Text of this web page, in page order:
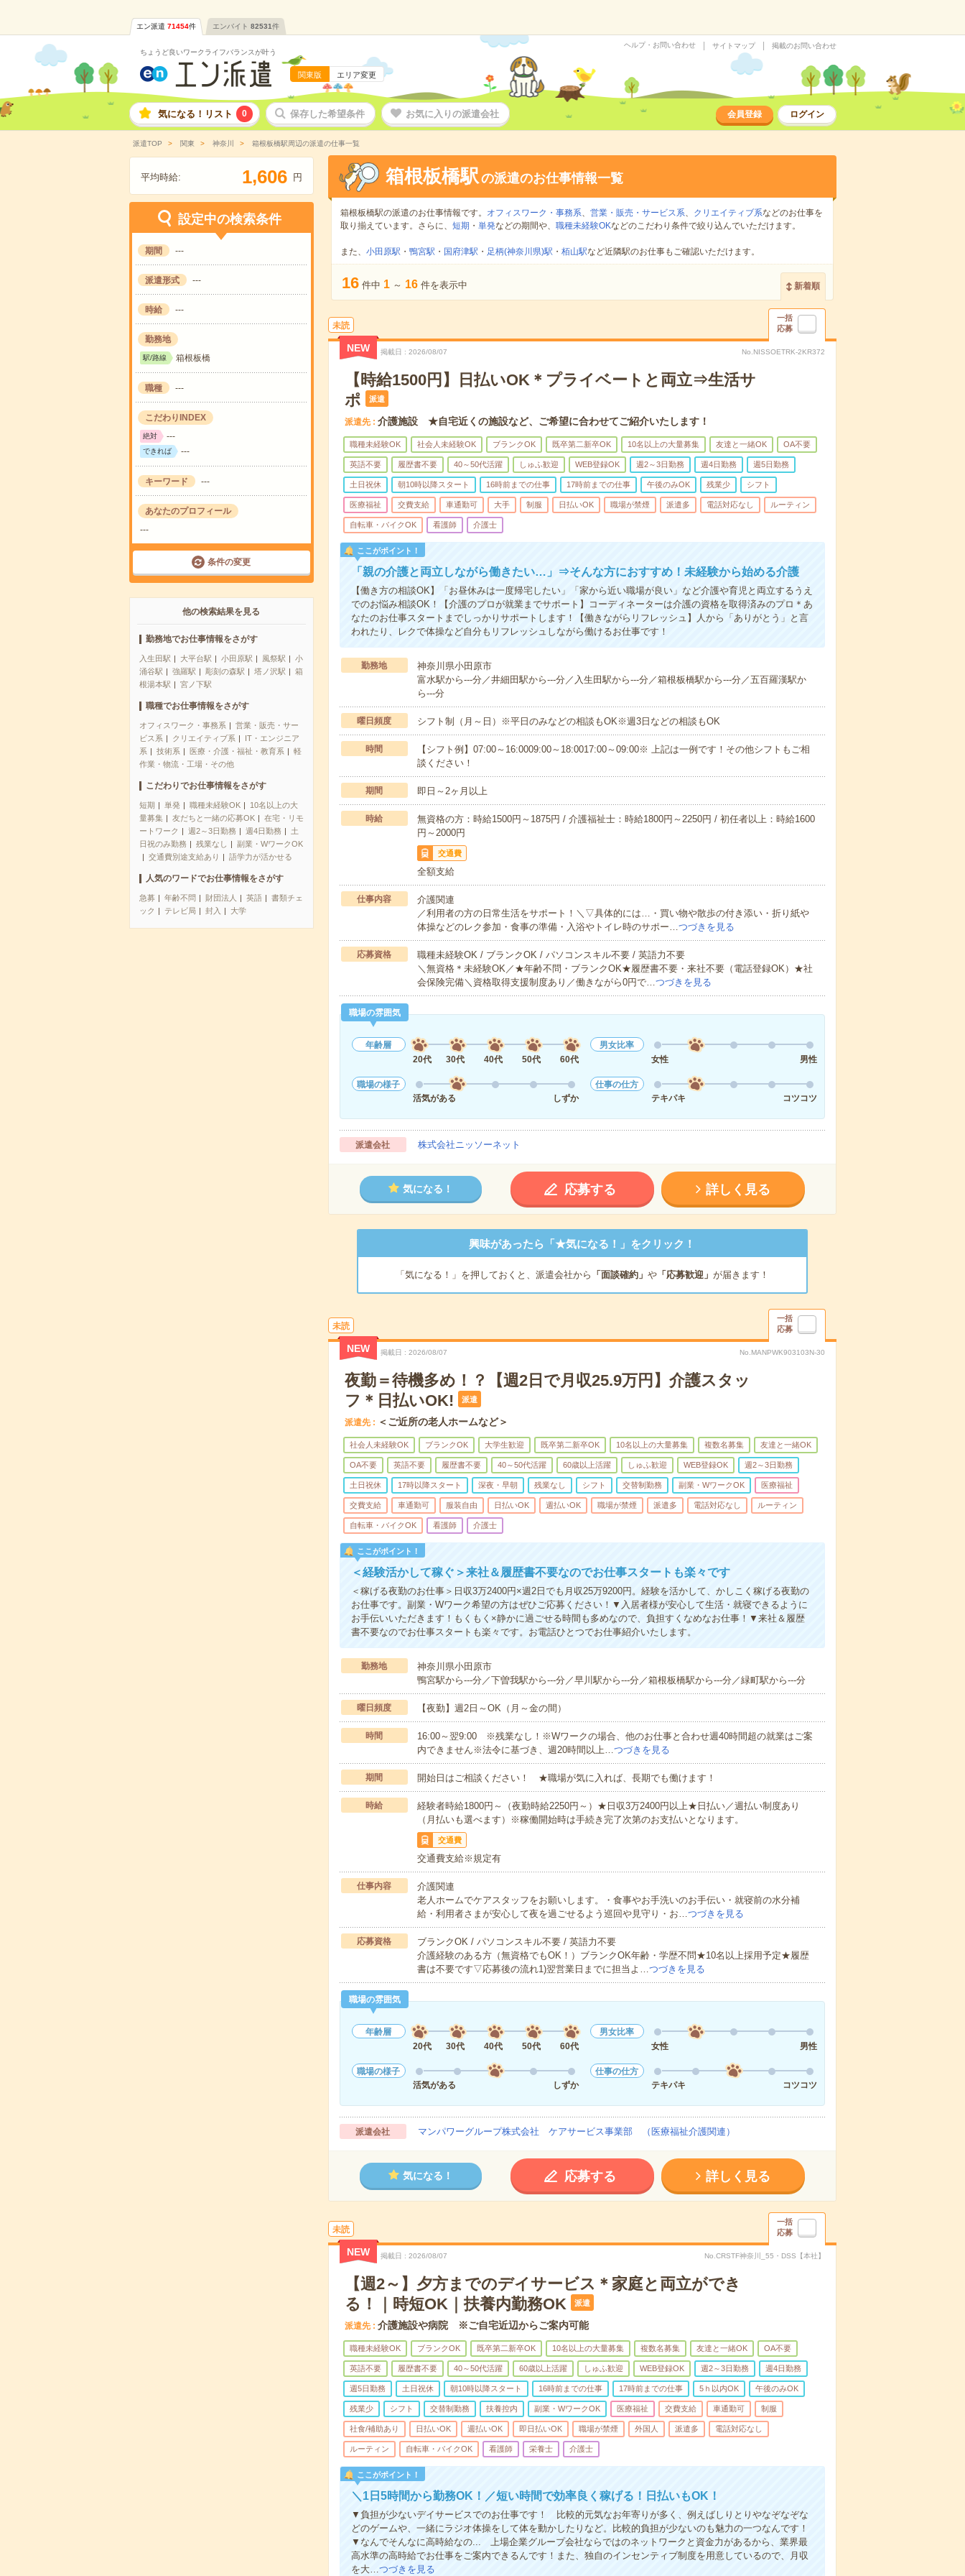
エン派遣 71454件 エンバイト 82531件
ちょうど良いワークライフバランスが叶う
関東版 エリア変更
ヘルプ・お問い合わせ サイトマップ 掲載のお問い合わせ
気になる！リスト 0 保存した希望条件 お気に入りの派遣会社 会員登録 ログイン
派遣TOP 関東 神奈川 箱根板橋駅周辺の派遣の仕事一覧
平均時給: 1,606 円
設定中の検索条件
期間 ---
派遣形式 ---
時給 ---
勤務地
駅/路線 箱根板橋
職種 ---
こだわりINDEX
絶対 ---
できれば ---
キーワード ---
あなたのプロフィール
---
条件の変更
他の検索結果を見る
勤務地でお仕事情報をさがす
入生田駅 大平台駅 小田原駅 風祭駅
小
涌谷駅
強羅駅 彫刻の森駅 塔ノ沢駅
箱
根湯本駅
宮ノ下駅
職種でお仕事情報をさがす
オフィスワーク・事務系
営業・販売・サー
ビス系
クリエイティブ系
IT・エンジニア
系
技術系 医療・介護・福祉・教育系
軽
作業・物流・工場・その他
こだわりでお仕事情報をさがす
短期 単発 職種未経験OK
10名以上の大
量募集
友だちと一緒の応募OK
在宅・リモ
ートワーク
週2～3日勤務 週4日勤務
土
日祝のみ勤務
残業なし
副業・WワークOK
交通費別途支給あり
語学力が活かせる
人気のワードでお仕事情報をさがす
急募 年齢不問 財団法人 英語
書類チェ
ック
テレビ局 封入 大学
箱根板橋駅の派遣のお仕事情報一覧
箱根板橋駅の派遣のお仕事情報です。 オフィスワーク・事務系、 営業・販売・サービス系、 クリエイティブ系などのお仕事を
取り揃えています。さらに、 短期 ・ 単発などの期間や、 職種未経験OKなどのこだわり条件で絞り込んでいただけます。
また、 小田原駅 ・ 鴨宮駅 ・ 国府津駅 ・ 足柄(神奈川県)駅 ・ 栢山駅など近隣駅のお仕事もご確認いただけます。
16 件中 1 ～ 16 件を表示中 新着順
未読
一括
応募
NEW 掲載日 2026/08/07 No.NISSOETRK-2KR372
【時給1500円】日払いOK＊プライベートと両立⇒生活サ
ポ
派遣
派遣先 介護施設 ★自宅近くの施設など、ご希望に合わせてご紹介いたします！
職種未経験OK 社会人未経験OK ブランクOK 既卒第二新卒OK 10名以上の大量募集 友達と一緒OK OA不要
英語不要 履歴書不要 40～50代活躍 しゅふ歓迎 WEB登録OK 週2～3日勤務 週4日勤務 週5日勤務
土日祝休 朝10時以降スタート 16時前までの仕事 17時前までの仕事 午後のみOK 残業少 シフト
医療福祉 交費支給 車通勤可 大手 制服 日払いOK 職場が禁煙 派遣多 電話対応なし ルーティン
自転車・バイクOK 看護師 介護士
ここがポイント！
「親の介護と両立しながら働きたい…」⇒そんな方におすすめ！未経験から始める介護
【働き方の相談OK】「お昼休みは一度帰宅したい」「家から近い職場が良い」など介護や育児と両立するうえ
でのお悩み相談OK！【介護のプロが就業までサポート】コーディネーターは介護の資格を取得済みのプロ＊あ
なたのお仕事スタートまでしっかりサポートします！【働きながらリフレッシュ】人から「ありがとう」と言
われたり、レクで体操など自分もリフレッシュしながら働けるお仕事です！
勤務地
神奈川県小田原市
富水駅から---分／井細田駅から---分／入生田駅から---分／箱根板橋駅から---分／五百羅漢駅か
ら---分
曜日頻度 シフト制（月～日）※平日のみなどの相談もOK※週3日などの相談もOK
時間
【シフト例】07:00～16:0009:00～18:0017:00～09:00※ 上記は一例です！その他シフトもご相
談ください！
期間 即日～2ヶ月以上
時給
無資格の方：時給1500円～1875円 / 介護福祉士：時給1800円～2250円 / 初任者以上：時給1600
円～2000円
交通費
全額支給
仕事内容
介護関連
／利用者の方の日常生活をサポート！＼▽具体的には…・買い物や散歩の付き添い・折り紙や
体操などのレク参加・食事の準備・入浴やトイレ時のサポー…つづきを見る
応募資格
職種未経験OK / ブランクOK / パソコンスキル不要 / 英語力不要
＼無資格＊未経験OK／★年齢不問・ブランクOK★履歴書不要・来社不要（電話登録OK）★社
会保険完備＼資格取得支援制度あり／働きながら0円で…つづきを見る
職場の雰囲気
年齢層
20代
30代 40代 50代 60代
男女比率
女性
男性
職場の様子
活気がある
しずか
仕事の仕方
テキパキ
コツコツ
派遣会社 株式会社ニッソーネット
気になる！ 応募する 詳しく見る
興味があったら「★気になる！」をクリック！
「気になる！」を押しておくと、派遣会社から 「面談確約」 や「応募歓迎」 が届きます！
未読
一括
応募
NEW 掲載日 2026/08/07 No.MANPWK903103N-30
夜勤＝待機多め！？【週2日で月収25.9万円】介護スタッ
フ＊日払いOK!
派遣
派遣先 ＜ご近所の老人ホームなど＞
社会人未経験OK ブランクOK 大学生歓迎 既卒第二新卒OK 10名以上の大量募集 複数名募集 友達と一緒OK
OA不要 英語不要 履歴書不要 40～50代活躍 60歳以上活躍 しゅふ歓迎 WEB登録OK 週2～3日勤務
土日祝休 17時以降スタート 深夜・早朝 残業なし シフト 交替制勤務 副業・WワークOK 医療福祉
交費支給 車通勤可 服装自由 日払いOK 週払いOK 職場が禁煙 派遣多 電話対応なし ルーティン
自転車・バイクOK 看護師 介護士
ここがポイント！
＜経験活かして稼ぐ＞来社＆履歴書不要なのでお仕事スタートも楽々です
＜稼げる夜勤のお仕事＞日収3万2400円×週2日でも月収25万9200円。経験を活かして、かしこく稼げる夜勤の
お仕事です。副業・Wワーク希望の方はぜひご応募ください！▼入居者様が安心して生活・就寝できるように
お手伝いいただきます！もくもく×静かに過ごせる時間も多めなので、負担すくなめなお仕事！▼来社＆履歴
書不要なのでお仕事スタートも楽々です。お電話ひとつでお仕事紹介いたします。
勤務地
神奈川県小田原市
鴨宮駅から---分／下曽我駅から---分／早川駅から---分／箱根板橋駅から---分／緑町駅から---分
曜日頻度 【夜勤】週2日～OK（月～金の間）
時間
16:00～翌9:00 ※残業なし！※Wワークの場合、他のお仕事と合わせ週40時間超の就業はご案
内できません※法令に基づき、週20時間以上…つづきを見る
期間 開始日はご相談ください！ ★職場が気に入れば、長期でも働けます！
時給
経験者時給1800円～（夜勤時給2250円～）★日収3万2400円以上★日払い／週払い制度あり
（月払いも選べます）※稼働開始時は手続き完了次第のお支払いとなります。
交通費
交通費支給※規定有
仕事内容
介護関連
老人ホームでケアスタッフをお願いします。・食事やお手洗いのお手伝い・就寝前の水分補
給・利用者さまが安心して夜を過ごせるよう巡回や見守り・お…つづきを見る
応募資格
ブランクOK / パソコンスキル不要 / 英語力不要
介護経験のある方（無資格でもOK！）ブランクOK年齢・学歴不問★10名以上採用予定★履歴
書は不要です▽応募後の流れ1)翌営業日までに担当よ…つづきを見る
職場の雰囲気
年齢層
20代
30代 40代 50代 60代
男女比率
女性
男性
職場の様子
活気がある
しずか
仕事の仕方
テキパキ
コツコツ
派遣会社 マンパワーグループ株式会社 ケアサービス事業部 （医療福祉介護関連）
気になる！ 応募する 詳しく見る
未読
一括
応募
NEW 掲載日 2026/08/07 No.CRSTF神奈川_55・DSS【本社】
【週2～】夕方までのデイサービス＊家庭と両立ができ
る！｜時短OK｜扶養内勤務OK
派遣
派遣先 介護施設や病院 ※ご自宅近辺からご案内可能
職種未経験OK ブランクOK 既卒第二新卒OK 10名以上の大量募集 複数名募集 友達と一緒OK OA不要
英語不要 履歴書不要 40～50代活躍 60歳以上活躍 しゅふ歓迎 WEB登録OK 週2～3日勤務 週4日勤務
週5日勤務 土日祝休 朝10時以降スタート 16時前までの仕事 17時前までの仕事 5ｈ以内OK 午後のみOK
残業少 シフト 交替制勤務 扶養控内 副業・WワークOK 医療福祉 交費支給 車通勤可 制服
社食/補助あり 日払いOK 週払いOK 即日払いOK 職場が禁煙 外国人 派遣多 電話対応なし
ルーティン 自転車・バイクOK 看護師 栄養士 介護士
ここがポイント！
＼1日5時間から勤務OK！／短い時間で効率良く稼げる！日払いもOK！
▼負担が少ないデイサービスでのお仕事です！ 比較的元気なお年寄りが多く、例えばしりとりやなぞなぞな
どのゲームや、一緒にラジオ体操をして体を動かしたりなど。比較的負担が少ないのも魅力の一つなんです！
▼なんでそんなに高時給なの... 上場企業グループ会社ならではのネットワークと資金力があるから、業界最
高水準の高時給でお仕事をご案内できるんです！また、独自のインセンティブ制度を用意しているので、月収
を大…つづきを見る